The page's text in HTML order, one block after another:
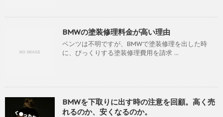
BMWの塗装修理料金が高い理由
ベンツは不明ですが、BMWで塗装修理を出した時
に、びっくりする塗装修理費用を請求 ...
BMWを下取りに出す時の注意を回顧。高く売
れるのか、安くなるのか。